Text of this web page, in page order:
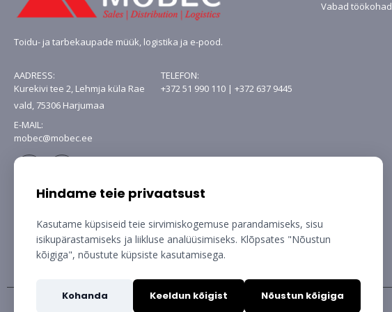
Toidu- ja tarbekaupade müük, logistika ja e-pood.
AADRESS:
Kurekivi tee 2, Lehmja küla Rae
vald, 75306 Harjumaa
TELEFON:
+372 51 990 110 | +372 637 9445
E-MAIL:
mobec@mobec.ee
Vabad töökohad
Hindame teie privaatsust
Kasutame küpsiseid teie sirvimiskogemuse parandamiseks, sisu
isikupärastamiseks ja liikluse analüüsimiseks. Klõpsates "Nõustun
kõigiga", nõustute küpsiste kasutamisega.
Nõustun kõigiga
Keeldun kõigist
Kohanda